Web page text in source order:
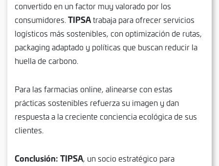
convertido en un factor muy valorado por los
consumidores. TIPSAtrabaja para ofrecer servicios
logísticos más sostenibles, con optimización de rutas,
packaging adaptado y políticas que buscan reducir la
huella de carbono.
Para las farmacias online, alinearse con estas
prácticas sostenibles refuerza su imagen y dan
respuesta a la creciente conciencia ecológica de sus
clientes.
Conclusión: TIPSA, un socio estratégico para